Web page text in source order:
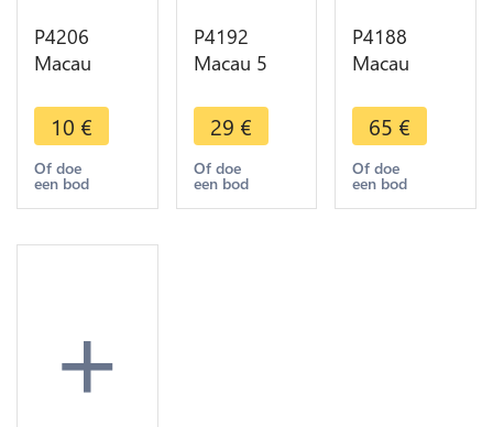
P4206
Macau
Shield
Globe 1975
UNC ->
Make offer
10 €
Of doe
een bod
P4192
Macau 5
1953 Shield
Globe Silver
UNC ->
Make offer
29 €
Of doe
een bod
P4188
Macau
Patacas
Bridge
Taipa 1974
Silver BU ->
65 €
Of doe
een bod
+